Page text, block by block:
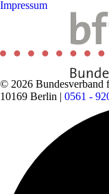
Impressum
© 2026 Bundesverband
10169 Berlin | 0561 -